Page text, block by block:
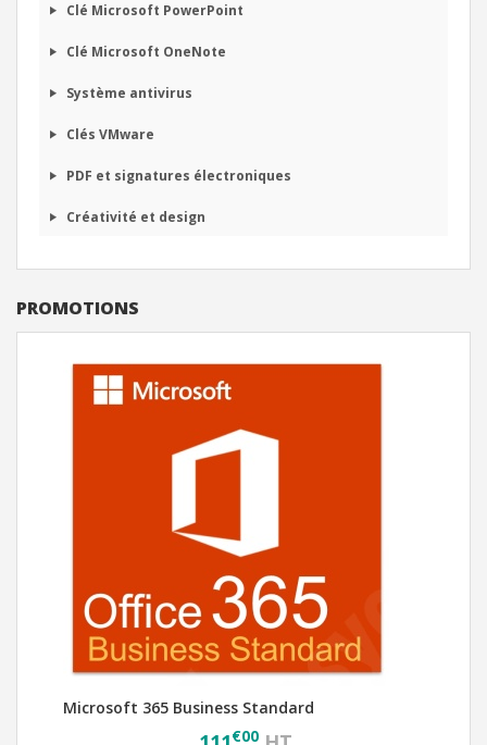
Clé Microsoft PowerPoint
Clé Microsoft OneNote
Système antivirus
Clés VMware
PDF et signatures électroniques
Créativité et design
PROMOTIONS